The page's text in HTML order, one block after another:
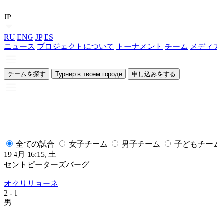
JP
RU ENG JP ES
ニュース プロジェクトについて トーナメント チーム メディ
チームを探す Турнир в твоем городе 申し込みをする
全ての試合 女子チーム 男子チーム
子どもチー
19 4月 16:15, 土
セントピーターズバーグ
オクリリョーネ
2 - 1
男